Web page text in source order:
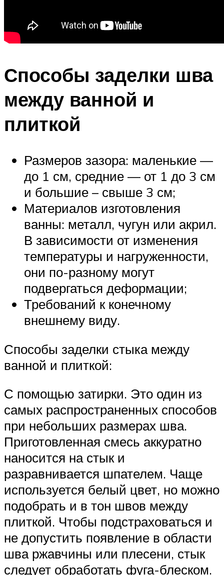
Способы заделки шва
между ванной и
плиткой
Размеров зазора: маленькие —
до 1 см, средние — от 1 до 3 см
и большие – свыше 3 см;
Материалов изготовления
ванны: металл, чугун или акрил.
В зависимости от изменения
температуры и нагруженности,
они по-разному могут
подвергаться деформации;
Требований к конечному
внешнему виду.
Способы заделки стыка между
ванной и плиткой:
С помощью затирки. Это один из
самых распространенных способов
при небольших размерах шва.
Приготовленная смесь аккуратно
наносится на стык и
разравнивается шпателем. Чаще
используется белый цвет, но можно
подобрать и в тон швов между
плиткой. Чтобы подстраховаться и
не допустить появление в области
шва ржавчины или плесени, стык
следует обработать фуга-блеском.